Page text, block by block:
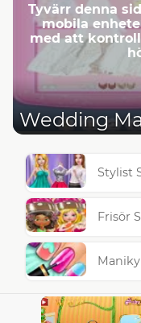
Tyvärr denna
mobila
med att
Wedding
Stylist
Frisör